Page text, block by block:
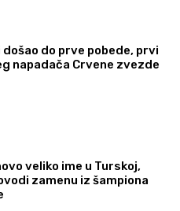
došao do prve pobede, prvi
napadača Crvene zvezde
veliko ime u Turskoj,
zamenu iz šampiona